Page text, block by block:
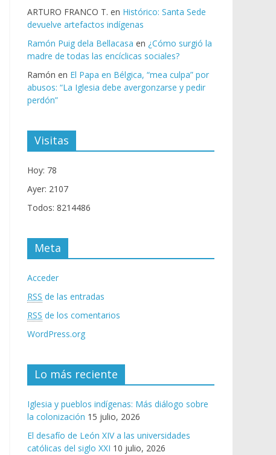
ARTURO FRANCO T. en Histórico: Santa Sede
devuelve artefactos indígenas
Ramón Puig dela Bellacasa en ¿Cómo surgió la
madre de todas las encíclicas sociales?
Ramón en El Papa en Bélgica, “mea culpa” por
abusos: “La Iglesia debe avergonzarse y pedir
perdón”
Visitas
Hoy: 78
Ayer: 2107
Todos: 8214486
Meta
Acceder
RSS de las entradas
RSS de los comentarios
WordPress.org
Lo más reciente
Iglesia y pueblos indígenas: Más diálogo sobre
la colonización 15 julio, 2026
El desafío de León XIV a las universidades
católicas del siglo XXI 10 julio, 2026